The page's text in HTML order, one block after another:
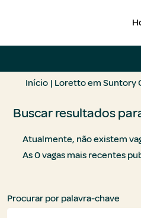
Início | Loretto em Suntory
Buscar resultados
Atualmente, não existem
As 0 vagas mais recentes
Procurar por palavra-chave